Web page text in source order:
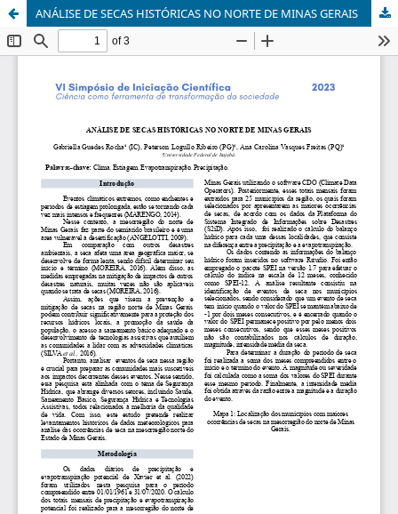
ANÁLISE DE SECAS HISTÓRICAS NO NORTE DE MINAS GERAIS